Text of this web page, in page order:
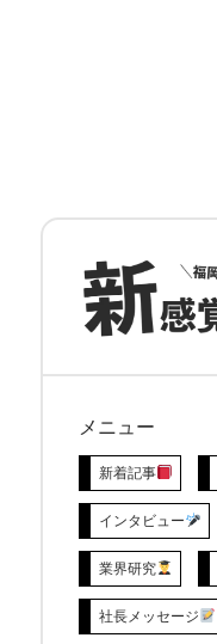
メニュー
新着記事
インタビュー
業界研究
社長メッセージ